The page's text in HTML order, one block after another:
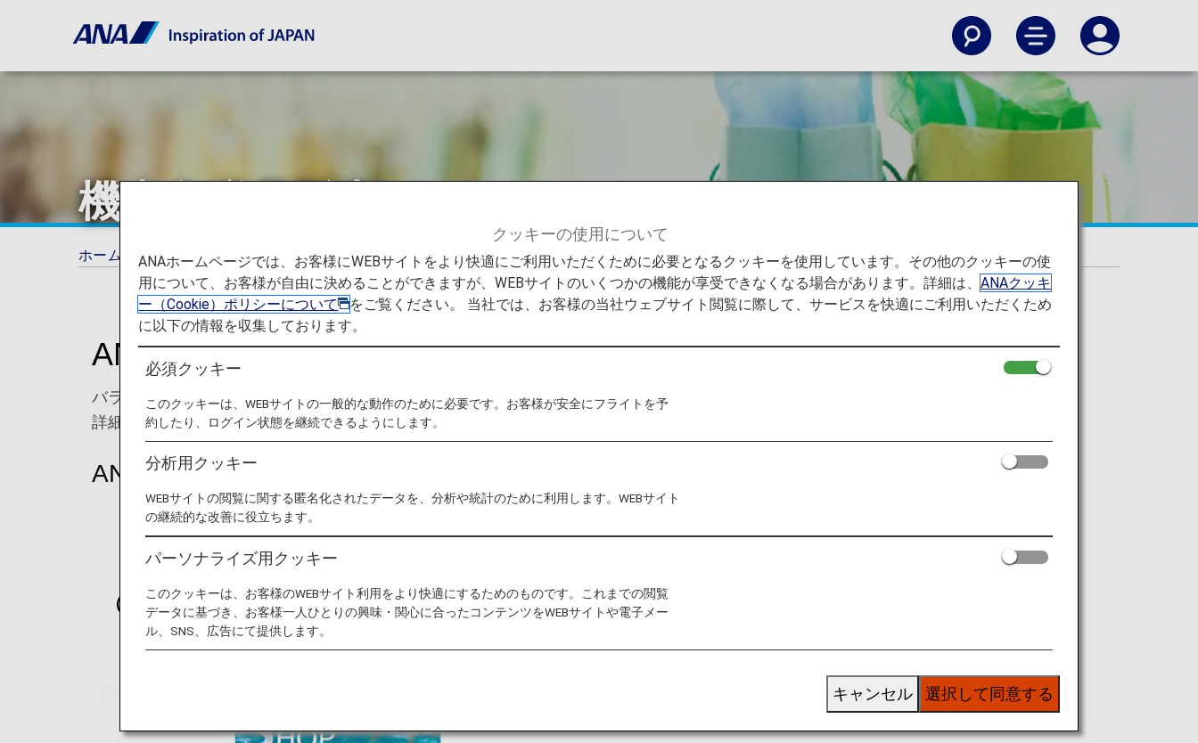
機内免税品販売
ホーム ご旅行の準備 機内免税品販売
ANA SKY SHOPでの機内免税品販売
バラエティ豊かなラインナップを誇るANA機内販売。免税ならではのお手頃な価格で提供します。
詳細はANA SKY SHOPデジタルブックをご覧ください。
ANA SKY SHOPデジタルブック
（7-8月）デジタルブック
クッキーの使用について
ANAホームページでは、お客様にWEBサイトをより快適にご利用いただくために必要となるクッキーを使用しています。その他のクッキーの使
用について、お客様が自由に決めることができますが、WEBサイトのいくつかの機能が享受できなくなる場合があります。詳細は、ANAクッキ
ー（Cookie）ポリシーについて
をご覧ください。 当社では、お客様の当社ウェブサイト閲覧に際して、サービスを快適にご利用いただくため
に以下の情報を収集しております。
必須クッキー
このクッキーは、WEBサイトの一般的な動作のために必要です。お客様が安全にフライトを予
約したり、ログイン状態を継続できるようにします。
分析用クッキー
WEBサイトの閲覧に関する匿名化されたデータを、分析や統計のために利用します。WEBサイト
の継続的な改善に役立ちます。
パーソナライズ用クッキー
このクッキーは、お客様のWEBサイト利用をより快適にするためのものです。これまでの閲覧
データに基づき、お客様一人ひとりの興味・関心に合ったコンテンツをWEBサイトや電子メー
ル、SNS、広告にて提供します。
選択して同意する
キャンセル